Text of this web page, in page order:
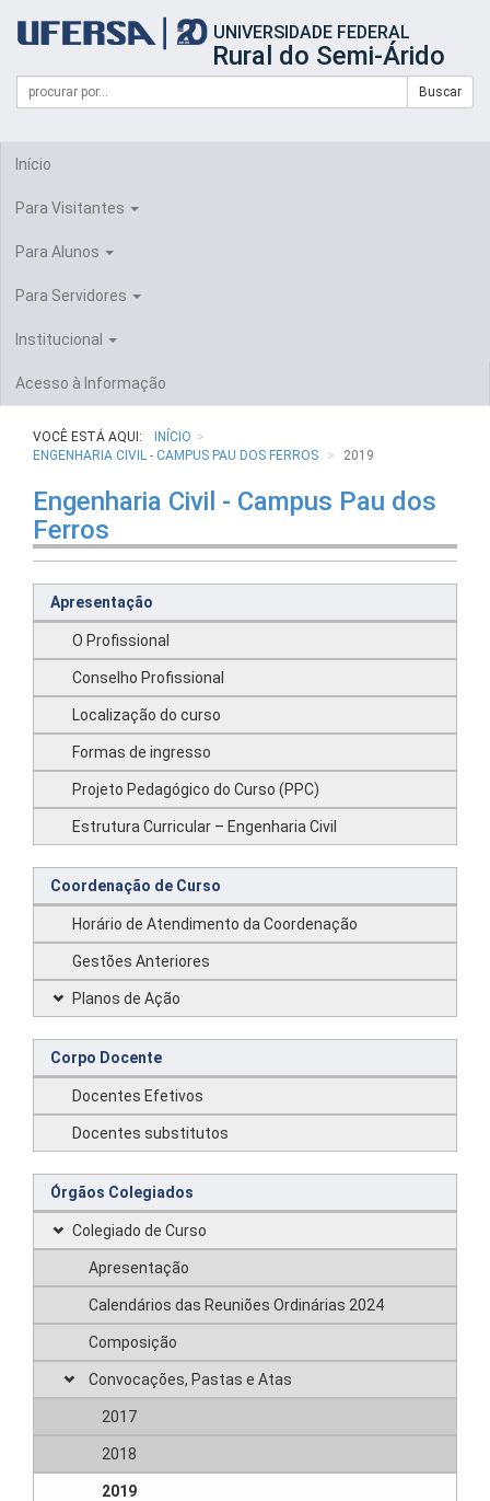
portal
UFERSA
UNIVERSIDADE FEDERAL
Rural do Semi-Árido
Formulário
Busca
Campo
de
Buscar
Início
Para Visitantes
Para Alunos
Para Servidores
Institucional
Acesso à Informação
VOCÊ ESTÁ AQUI:
INÍCIO
ENGENHARIA CIVIL - CAMPUS PAU DOS FERROS
2019
Engenharia Civil - Campus Pau dos
Ferros
Apresentação
O Profissional
Conselho Profissional
Localização do curso
Formas de ingresso
Projeto Pedagógico do Curso (PPC)
Estrutura Curricular – Engenharia Civil
Coordenação de Curso
Horário de Atendimento da Coordenação
Gestões Anteriores
Planos de Ação
Corpo Docente
Docentes Efetivos
Docentes substitutos
Órgãos Colegiados
Colegiado de Curso
Apresentação
Calendários das Reuniões Ordinárias 2024
Composição
Convocações, Pastas e Atas
2017
2018
2019